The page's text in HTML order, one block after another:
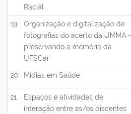
Racial
19
Organização e digitalização de
fotografias do acerto da UMMA -
preservando a memória da
UFSCar
20 Mídias em Saúde
21
Espaços e atividades de
interação entre as/os discentes